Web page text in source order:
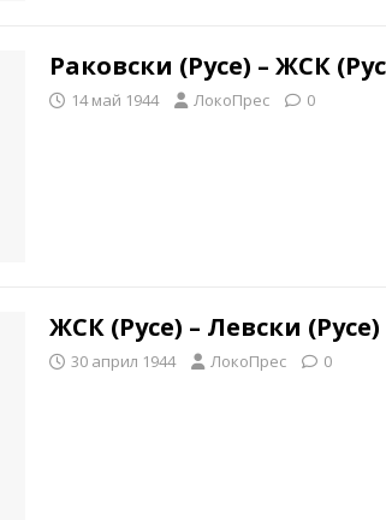
Раковски (Русе) – ЖСК
14 май 1944 ЛокоПрес 0
ЖСК (Русе) – Левски (Русе)
30 април 1944 ЛокоПрес 0